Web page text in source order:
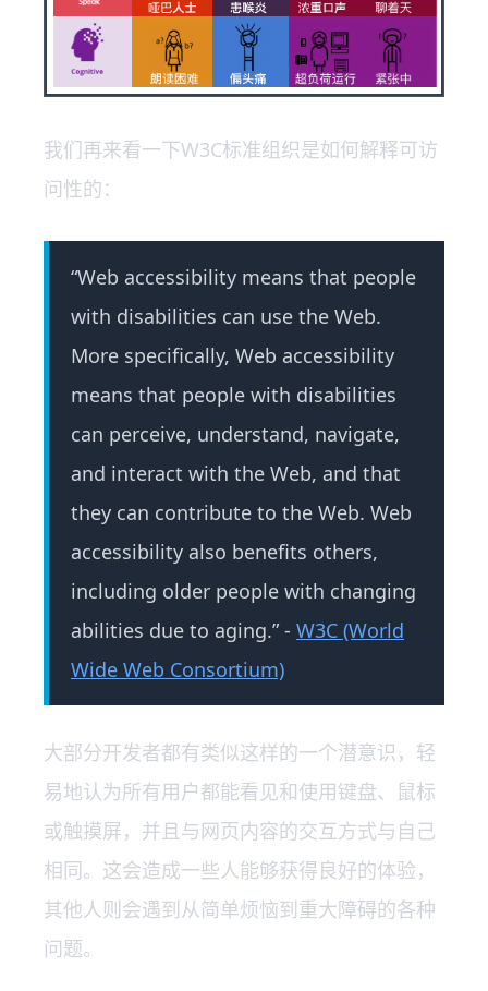
我们再来看一下W3C标准组织是如何解释可访
问性的：
“Web accessibility means that people
with disabilities can use the Web.
More specifically, Web accessibility
means that people with disabilities
can perceive, understand, navigate,
and interact with the Web, and that
they can contribute to the Web. Web
accessibility also benefits others,
including older people with changing
abilities due to aging.” - W3C (World
Wide Web Consortium)
大部分开发者都有类似这样的一个潜意识，轻
易地认为所有用户都能看见和使用键盘、鼠标
或触摸屏，并且与网页内容的交互方式与自己
相同。这会造成一些人能够获得良好的体验，
其他人则会遇到从简单烦恼到重大障碍的各种
问题。